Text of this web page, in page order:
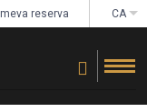
Traveler or Corporate
meva reserva CA